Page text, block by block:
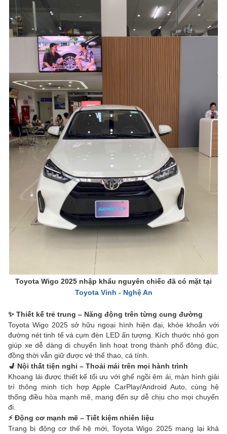
Toyota Wigo 2025 nhập khẩu nguyên chiếc đã có mặt tại
Toyota Vinh - Nghệ An
✨ Thiết kế trẻ trung – Năng động trên từng cung đường
Toyota Wigo 2025 sở hữu ngoại hình hiện đại, khỏe khoắn với
đường nét tinh tế và cụm đèn LED ấn tượng. Kích thước nhỏ gọn
giúp xe dễ dàng di chuyển linh hoạt trong thành phố đông đúc,
đồng thời vẫn giữ được vẻ thể thao, cá tính.
💺 Nội thất tiện nghi – Thoải mái trên mọi hành trình
Khoang lái được thiết kế tối ưu với ghế ngồi êm ái, màn hình giải
trí thông minh tích hợp Apple CarPlay/Android Auto, cùng hệ
thống điều hòa mạnh mẽ, mang đến sự dễ chịu cho mọi chuyến
đi.
⚡ Động cơ mạnh mẽ – Tiết kiệm nhiên liệu
Trang bị động cơ thế hệ mới, Toyota Wigo 2025 mang lại khả